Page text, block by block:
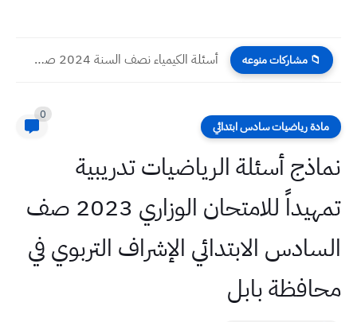
📁 مشاركات منوعه أسئلة الكيمياء نصف السنة 2024 صف الثالث المتوسط متميزين
مادة رياضيات سادس ابتدائي
0
نماذج أسئلة الرياضيات تدريبية
تمهيداً للامتحان الوزاري 2023 صف
السادس الابتدائي الإشراف التربوي في
محافظة بابل